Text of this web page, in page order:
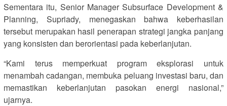
Sementara itu, Senior Manager Subsurface Development &
Planning, Supriady, menegaskan bahwa keberhasilan
tersebut merupakan hasil penerapan strategi jangka panjang
yang konsisten dan berorientasi pada keberlanjutan.
“Kami terus memperkuat program eksplorasi untuk
menambah cadangan, membuka peluang investasi baru, dan
memastikan keberlanjutan pasokan energi nasional,”
ujarnya.